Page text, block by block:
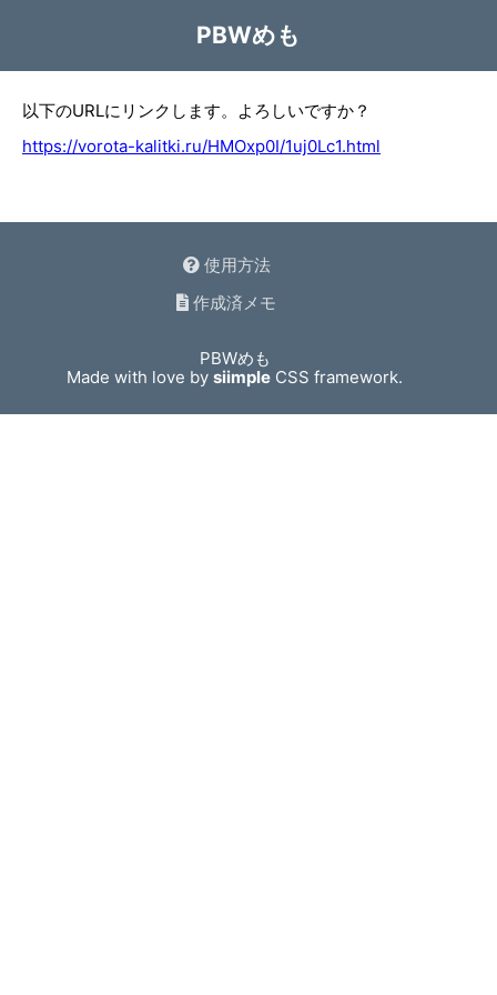
PBWめも
以下のURLにリンクします。よろしいですか？
https://vorota-kalitki.ru/HMOxp0I/1uj0Lc1.html
使用方法
作成済メモ
PBWめも
Made with love bysiimple CSS framework.